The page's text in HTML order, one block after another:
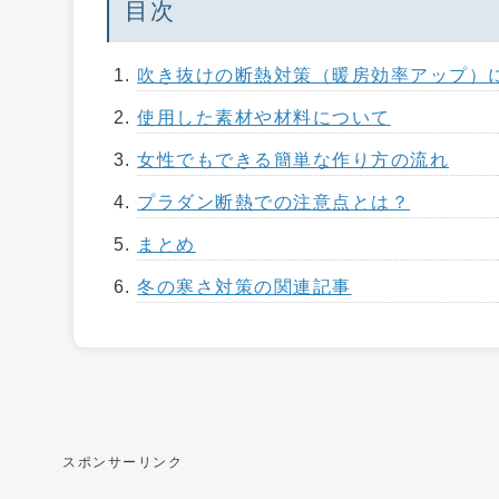
目次
吹き抜けの断熱対策（暖房効率アップ）
使用した素材や材料について
女性でもできる簡単な作り方の流れ
プラダン断熱での注意点とは？
まとめ
冬の寒さ対策の関連記事
スポンサーリンク